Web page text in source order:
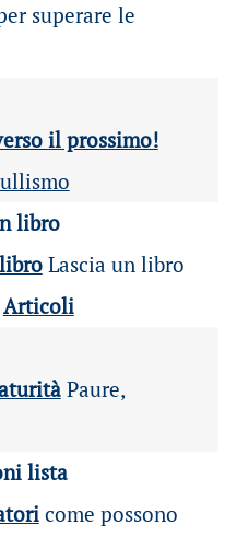
superare le
il prossimo!
Lascia un libro
Articoli
Paure,
come possono